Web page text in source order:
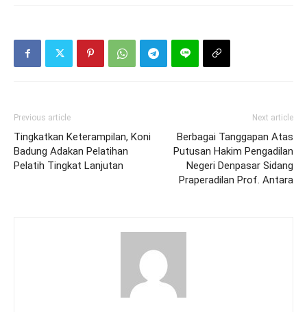
Previous article
Tingkatkan Keterampilan, Koni
Badung Adakan Pelatihan
Pelatih Tingkat Lanjutan
Next article
Berbagai Tanggapan Atas
Putusan Hakim Pengadilan
Negeri Denpasar Sidang
Praperadilan Prof. Antara